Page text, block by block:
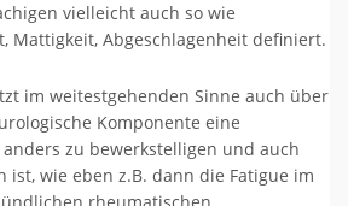
vielleicht auch so wie
Mattigkeit, Abgeschlagenheit definiert.
im weitestgehenden Sinne auch über
Komponente eine
zu bewerkstelligen und auch
ist, wie eben z.B. dann die Fatigue im